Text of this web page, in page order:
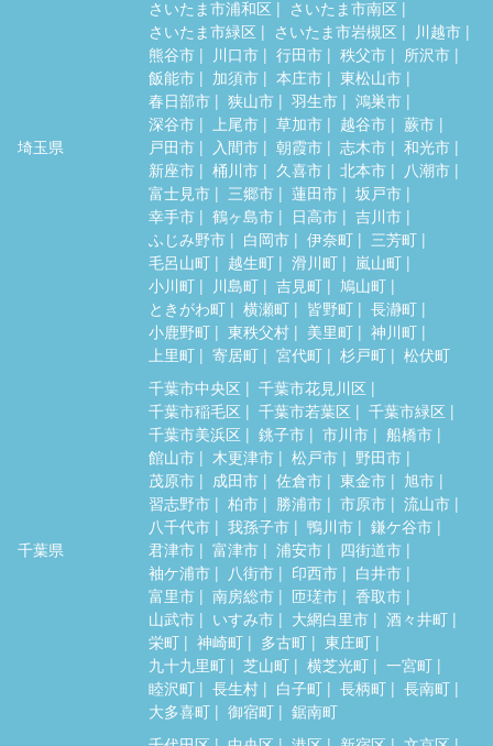
埼玉県
さいたま市浦和区
さいたま市南区
さいたま市緑区
さいたま市岩槻区
川越市
熊谷市
川口市 行田市 秩父市
所沢市
飯能市
加須市 本庄市
東松山市
春日部市
狭山市 羽生市
鴻巣市
深谷市
上尾市 草加市 越谷市
蕨市
戸田市
入間市 朝霞市 志木市
和光市
新座市
桶川市 久喜市 北本市
八潮市
富士見市
三郷市 蓮田市
坂戸市
幸手市
鶴ヶ島市 日高市
吉川市
ふじみ野市
白岡市 伊奈町
三芳町
毛呂山町
越生町 滑川町
嵐山町
小川町
川島町 吉見町
鳩山町
ときがわ町
横瀬町 皆野町
長瀞町
小鹿野町
東秩父村 美里町
神川町
上里町
寄居町 宮代町 杉戸町 松伏町
千葉県
千葉市中央区
千葉市花見川区
千葉市稲毛区
千葉市若葉区
千葉市緑区
千葉市美浜区
銚子市 市川市
船橋市
館山市
木更津市 松戸市
野田市
茂原市
成田市 佐倉市 東金市
旭市
習志野市
柏市 勝浦市 市原市
流山市
八千代市
我孫子市 鴨川市
鎌ケ谷市
君津市
富津市 浦安市
四街道市
袖ケ浦市
八街市 印西市
白井市
富里市
南房総市 匝瑳市
香取市
山武市
いすみ市 大網白里市
酒々井町
栄町
神崎町 多古町
東庄町
九十九里町
芝山町 横芝光町
一宮町
睦沢町
長生村 白子町 長柄町
長南町
大多喜町
御宿町
鋸南町